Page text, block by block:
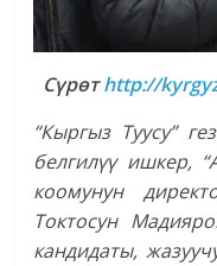
Сүрөтhttp://
“Кыргыз Туусу”
белгилүү ишкер,
коомунун
Токтосун
кандидаты,